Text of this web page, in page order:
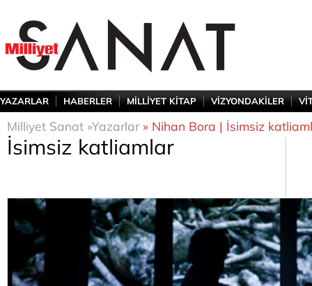
YAZARLAR HABERLER MİLLİYET KİTAP VİZYONDAKİLER
Milliyet Sanat »Yazarlar» Nihan Bora | İsimsiz
İsimsiz katliamlar